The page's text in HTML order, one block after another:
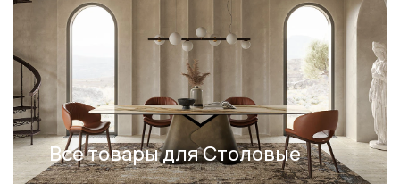
Все товары для Столовые